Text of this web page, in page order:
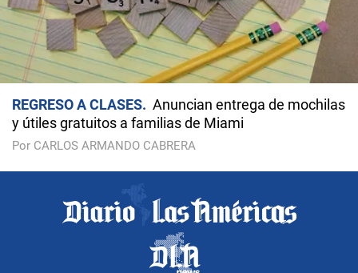
REGRESO A CLASES
Anuncian entrega de mochilas
y útiles gratuitos a familias de Miami
Por CARLOS ARMANDO CABRERA